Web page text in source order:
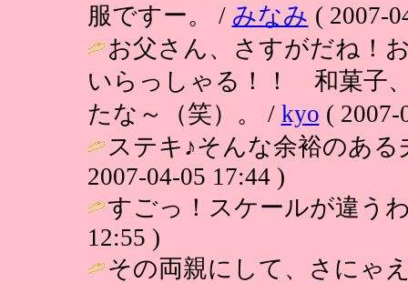
服ですー。 / みなみ ( 2007-
お父さん、さすがだね！
いらっしゃる！！ 和菓子
たな～（笑）。 / kyo ( 2007-
ステキ♪そんな余裕のあ
2007-04-05 17:44 )
すごっ！スケールが違
12:55 )
その両親にして、さにゃ